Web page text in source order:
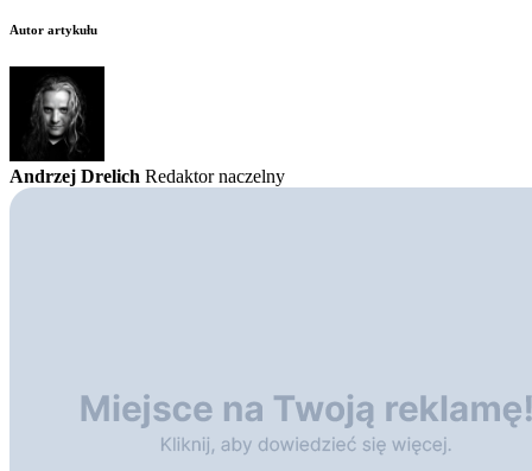
Autor artykułu
Andrzej Drelich Redaktor naczelny